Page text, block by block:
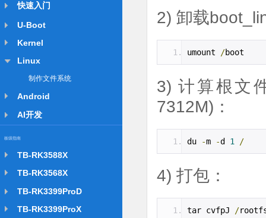
快速入门
U-Boot
Kernel
Linux
制作文件系统
Android
AI开发
板级指南
TB-RK3588X
TB-RK3568X
TB-RK3399ProD
TB-RK3399ProX
2) 卸载
umount /boot
3) 计算根文
7312M)：
du -m -d 1 /
4) 打包：
tar cvfpJ /